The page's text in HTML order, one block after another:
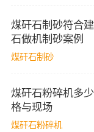
煤矸石制砂符合
石做机制砂案例
煤矸石制砂
煤矸石粉碎机多
格与现场
煤矸石粉碎机